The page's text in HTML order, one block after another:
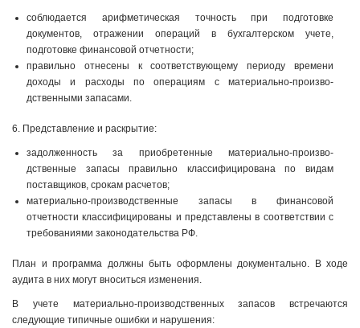
соблюдается арифметическая точность при подготовке
документов, отражении операций в бухгалтерском учете,
подготовке финансо­вой отчетности;
правильно отнесены к соответствующему периоду времени
доходы и расходы по операциям с материально-произво­
дственными запасами.
6. Представление и раскрытие:
задолженность за приобретенные материально-произво­
дственные запасы правильно классифицирована по видам
поставщиков, срокам расчетов;
материально-производственные запасы в финансовой
отчетности классифицированы и представлены в соответствии с
требованиями законодательства РФ.
План и программа должны быть оформлены документально. В ходе
аудита в них могут вноситься изменения.
В учете материально-производственных запасов встречаются
следующие типичные ошибки и нарушения: